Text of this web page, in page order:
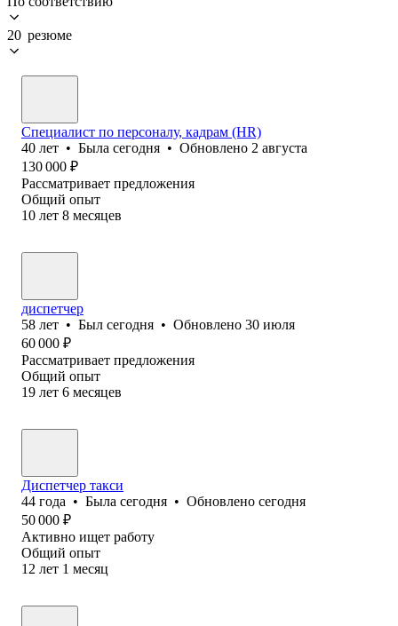
20 резюме
Специалист по персоналу, кадрам (НR)
40 лет • Была сегодня • Обновлено 2 августа
130 000 ₽
Рассматривает предложения
Общий опыт
10 лет 8 месяцев
диспетчер
58 лет • Был сегодня • Обновлено 30 июля
60 000 ₽
Рассматривает предложения
Общий опыт
19 лет 6 месяцев
Диспетчер такси
44 года • Была сегодня • Обновлено сегодня
50 000 ₽
Активно ищет работу
Общий опыт
12 лет 1 месяц